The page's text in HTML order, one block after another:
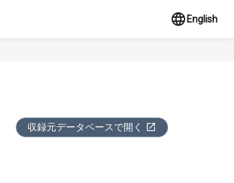
English
収録元データベースで開く